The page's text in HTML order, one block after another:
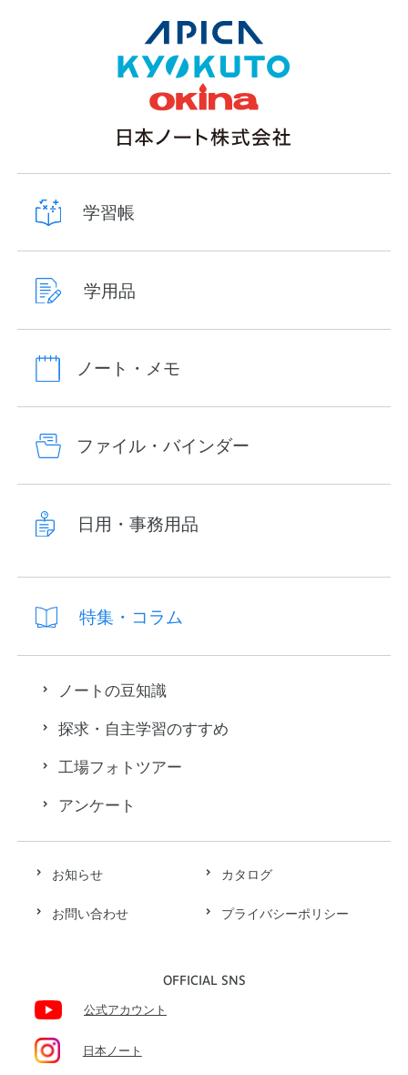
お知らせ カタログ
お問い合わせ プライバシーポリシー
OFFICIAL SNS
公式アカウント
日本ノート
学習帳
学用品
ノート・メモ
ファイル・バインダー
日用・事務用品
特集・コラム
ノートの豆知識
探求・自主学習のすすめ
工場フォトツアー
アンケート